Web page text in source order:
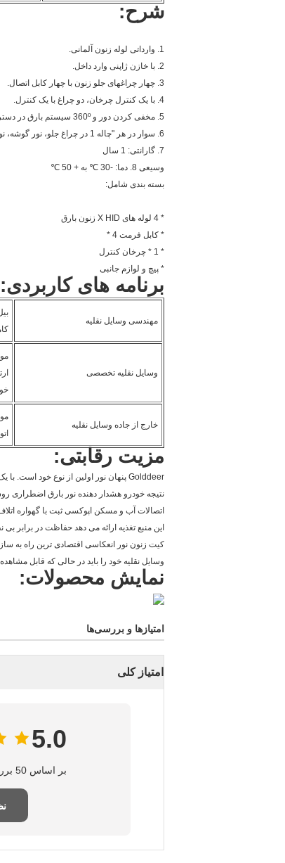
شرح:
1. وارداتی لوله زنون آلمانی.
2. با خازن ژاپنی وارد داخل.
3. چهار
چراغهای جلو زنون با چهار کابل اتصال.
4. با یک کنترل چرخان، دو چراغ با یک کنترل.
5. مخفی کردن دور و 360º سیستم بارق در دسترس.
6. سوار در هر "چاله 1 در چراغ جلو، نور گوشه، نور سپر، و یا نور دم.
7. گارانتی: 1 سال
وسیعی 8. دما: -30 ℃ به + 50 ℃
بسته بندی شامل:
* 4 لوله های X HID زنون بارق
* کابل فرمت 4 *
* 1 * چرخان کنترل
* پیچ و لوازم جانبی
برنامه های کاربردی:
مهندسی وسایل نقلیه
وسایل نقلیه تخصصی
خارج از جاده وسایل نقلیه
مزیت رقابتی:
Golddeer پنهان نور اولین از نوع خود است. با یک راننده به تازگی طراحی شده ساخته شده در واحد،
نتیجه خودرو هشدار دهنده نور بارق
اتصالات آب و مسکن اپوکسی ثبت با گهواره
این منبع تغذیه ارائه می دهد حفاظت در برابر
کیت زنون نور انعکاسی اقتصادی ترین راه به
وسایل نقلیه خود را باید در حالی که قابل
نمایش محصولات:
امتیازها و بررسی‌ها
امتیاز کلی
5.0
بر اساس 50 بررسی برای این تامین‌کننده